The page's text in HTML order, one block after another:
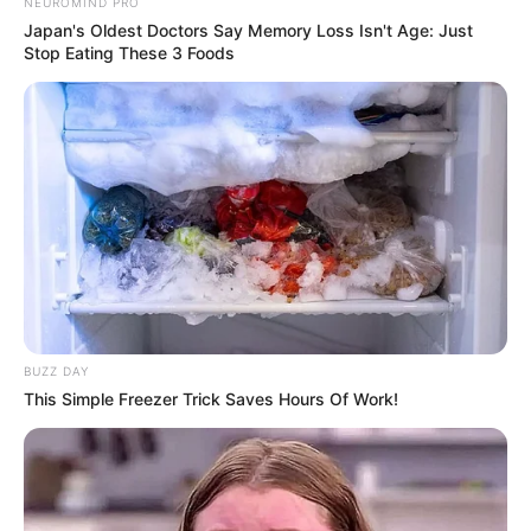
(foto: instagram/skawngur)
Daftar isi
Biodata & Profil
Nama Asli: Nam Joo Hyuk
NEUROMIND PRO
Japan's Oldest Doctors Say Memory Loss Isn't Age: Just
Stop Eating These 3 Foods
BUZZ DAY
This Simple Freezer Trick Saves Hours Of Work!